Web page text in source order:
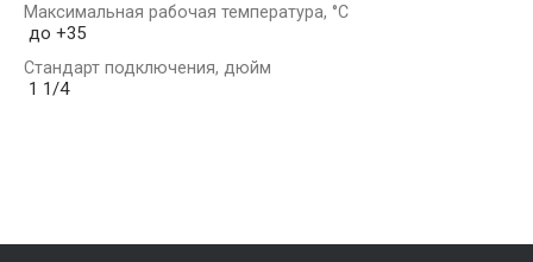
Максимальная рабочая температура, °С
до +35
Стандарт подключения, дюйм
1 1/4